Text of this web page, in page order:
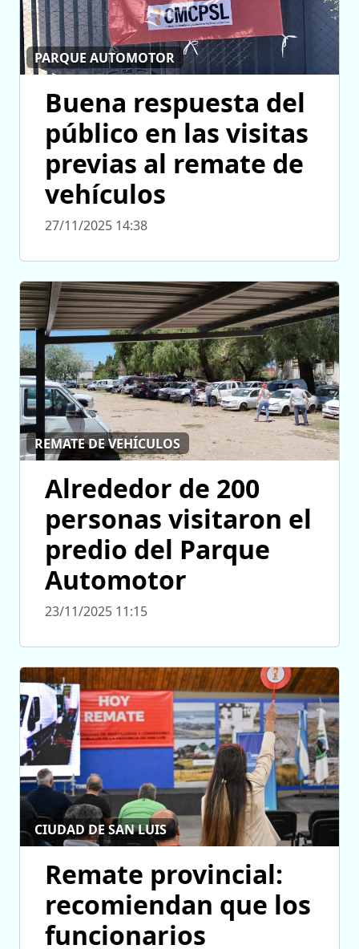
PARQUE AUTOMOTOR
Buena respuesta del
público en las visitas
previas al remate de
vehículos
27/11/2025 14:38
REMATE DE VEHÍCULOS
Alrededor de 200
personas visitaron el
predio del Parque
Automotor
23/11/2025 11:15
CIUDAD DE SAN LUIS
Remate provincial:
recomiendan que los
funcionarios